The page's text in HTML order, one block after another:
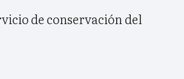
de conservación del